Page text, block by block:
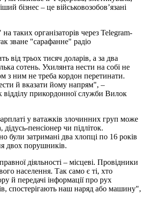
бізнес – це військовозобов’язані
таких організаторів через Telegram-
зване "сарафанне" радіо
від трьох тисяч доларів, а за два
сотень. Ухилянта нести на собі не
з ним не треба кордон перетинати.
й вказати йому напрям", –
відділу прикордонної служби Вилок
у ватажків злочинних груп може
пенсіонер чи підліток.
були затримані два хлопці по 16 років
двох порушників.
діяльності – місцеві. Провідники
населення. Так само є ті, хто
й передачі інформації про рух
спостерігають наш наряд або машину",